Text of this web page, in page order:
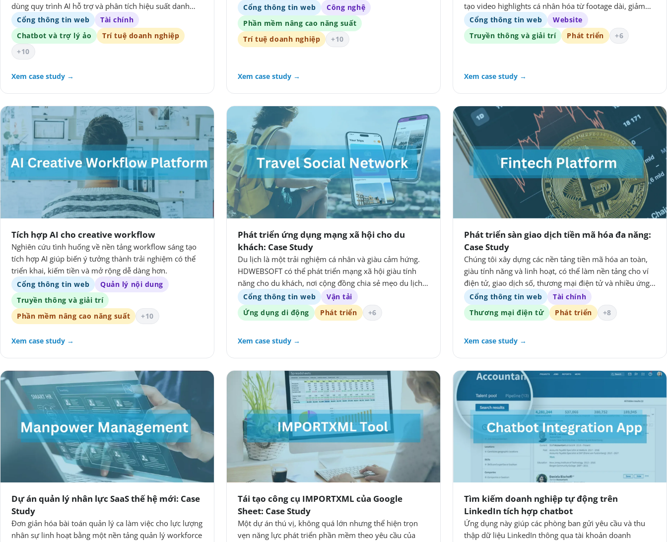
dùng quy trình AI hỗ trợ và phân tích hiệu suất danh
mục.
Cổng thông tin web
Tài chính
Chatbot và trợ lý ảo
Trí tuệ doanh nghiệp
+10
Xem case study →
minh hơn nhờ analytics thời gian thực và thúc đẩy môi
trường làm việc linh hoạt hơn.
Cổng thông tin web
Công nghệ
Phần mềm nâng cao năng suất
Trí tuệ doanh nghiệp
+10
Xem case study →
tạo video highlights cá nhân hóa từ footage dài, giảm
đáng kể thời gian biên tập thủ công.
Cổng thông tin web
Website
Truyền thông và giải trí
Phát triển +6
Xem case study →
Tích hợp AI cho creative workflow
Nghiên cứu tình huống về nền tảng workflow sáng tạo
tích hợp AI giúp biến ý tưởng thành trải nghiệm có thể
triển khai, kiếm tiền và mở rộng dễ dàng hơn.
Cổng thông tin web
Quản lý nội dung
Truyền thông và giải trí
Phần mềm nâng cao năng suất
+10
Xem case study →
Phát triển ứng dụng mạng xã hội cho du
khách: Case Study
Du lịch là một trải nghiệm cá nhân và giàu cảm hứng.
HDWEBSOFT có thể phát triển mạng xã hội giàu tính
năng cho du khách, nơi cộng đồng chia sẻ mẹo du lịch,
sách hay, công thức, nội dung yêu thích và nhiều khía
cạnh khác của đời sống.
Cổng thông tin web
Vận tải
Ứng dụng di động
Phát triển +6
Xem case study →
Phát triển sàn giao dịch tiền mã hóa đa năng:
Case Study
Chúng tôi xây dựng các nền tảng tiền mã hóa an toàn,
giàu tính năng và linh hoạt, có thể làm nền tảng cho ví
điện tử, giao dịch số, thương mại điện tử và nhiều ứng
dụng số khác.
Cổng thông tin web
Tài chính
Thương mại điện tử
Phát triển +8
Xem case study →
Dự án quản lý nhân lực SaaS thế hệ mới: Case
Study
Đơn giản hóa bài toán quản lý ca làm việc cho lực lượng
nhân sự linh hoạt bằng một nền tảng quản lý workforce
Tái tạo công cụ IMPORTXML của Google
Sheet: Case Study
Một dự án thú vị, không quá lớn nhưng thể hiện trọn
vẹn năng lực phát triển phần mềm theo yêu cầu của
Tìm kiếm doanh nghiệp tự động trên
LinkedIn tích hợp chatbot
Ứng dụng này giúp các phòng ban gửi yêu cầu và thu
thập dữ liệu LinkedIn thông qua tài khoản doanh